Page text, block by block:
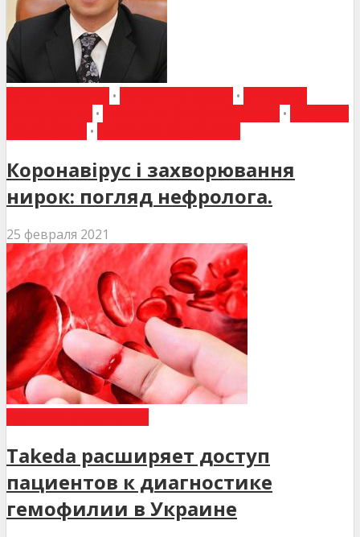
• •
• •
•
Коронавірус і захворювання
нирок: погляд нефролога.
25 февраля 2021
Takeda расширяет доступ
пациентов к диагностике
гемофилии в Украине